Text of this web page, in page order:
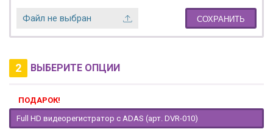
Файл не выбран СОХРАНИТЬ
2 ВЫБЕРИТЕ ОПЦИИ
ПОДАРОК!
Full HD видеорегистратор с ADAS (арт. DVR-010)